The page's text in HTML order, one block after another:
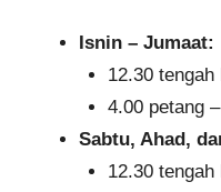
Isnin – Jumaat:
12.30
4.00 petang
Sabtu, Ahad,
12.30